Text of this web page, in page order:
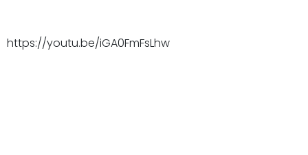
https://youtu.be/iGA0FmFsLhw